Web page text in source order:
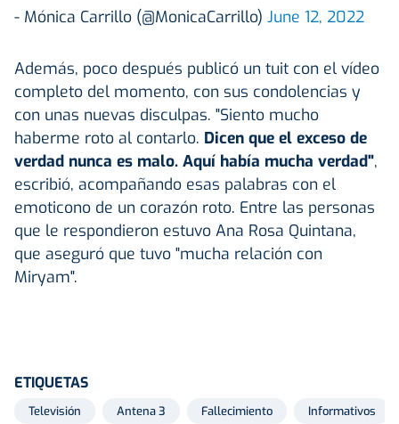
- Mónica Carrillo (@MonicaCarrillo) June 12, 2022
Además, poco después publicó un tuit con el vídeo
completo del momento, con sus condolencias y
con unas nuevas disculpas. "Siento mucho
haberme roto al contarlo. Dicen que el exceso de
verdad nunca es malo. Aquí había mucha verdad",
escribió, acompañando esas palabras con el
emoticono de un corazón roto. Entre las personas
que le respondieron estuvo Ana Rosa Quintana,
que aseguró que tuvo "mucha relación con
Miryam".
ETIQUETAS
Televisión Antena 3 Fallecimiento Informativos